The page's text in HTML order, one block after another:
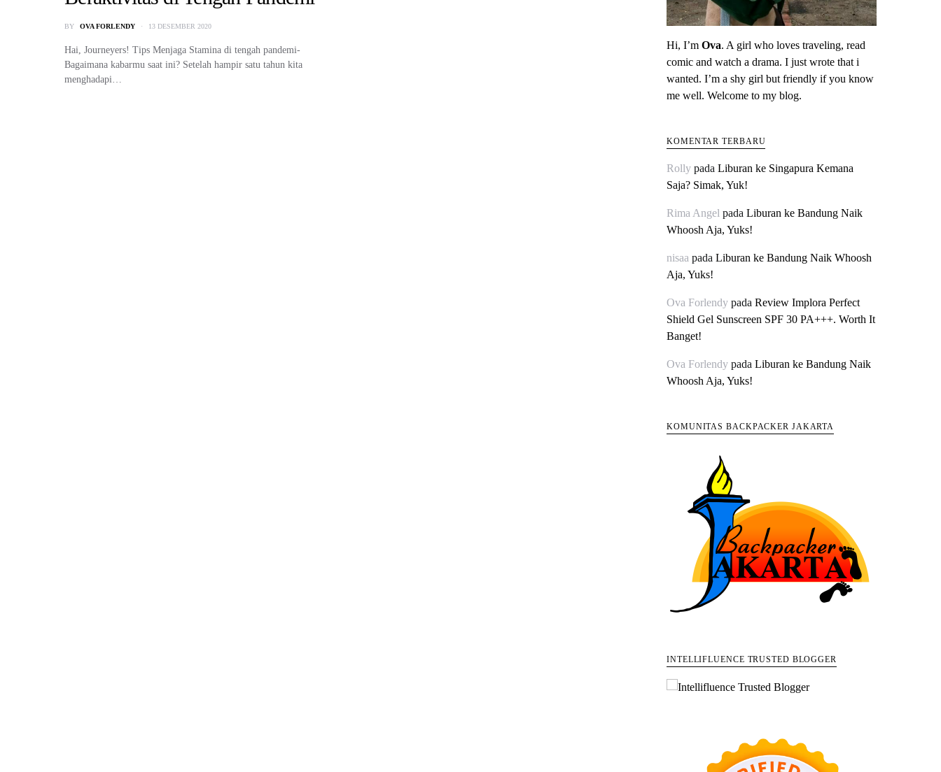
BY OVA FORLENDY 13 DESEMBER 2020
Hai, Journeyers! Tips Menjaga Stamina di tengah pandemi-
Bagaimana kabarmu saat ini? Setelah hampir satu tahun kita
menghadapi…
Hi, I’m Ova. A girl who loves traveling, read
comic and watch a drama. I just wrote that i
wanted. I’m a shy girl but friendly if you know
me well. Welcome to my blog.
KOMENTAR TERBARU
Rolly pada Liburan ke Singapura Kemana
Saja? Simak, Yuk!
Rima Angel pada Liburan ke Bandung Naik
Whoosh Aja, Yuks!
nisaa pada Liburan ke Bandung Naik Whoosh
Aja, Yuks!
Ova Forlendy pada Review Implora Perfect
Shield Gel Sunscreen SPF 30 PA+++. Worth It
Banget!
Ova Forlendy pada Liburan ke Bandung Naik
Whoosh Aja, Yuks!
KOMUNITAS BACKPACKER JAKARTA
INTELLIFLUENCE TRUSTED BLOGGER